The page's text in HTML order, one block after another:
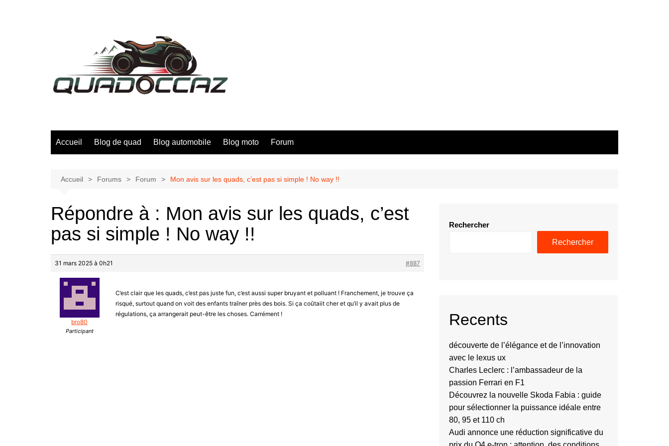
Accueil Blog de quad Blog automobile Blog moto Forum
Accueil Forums Forum Mon avis sur les quads, c’est pas si simple ! No way !!
Répondre à : Mon avis sur les quads, c’est
pas si simple ! No way !!
31 mars 2025 à 0h21 #887
bro80
Participant
C’est clair que les quads, c’est pas juste fun, c’est aussi super bruyant et polluant ! Franchement, je trouve ça
risqué, surtout quand on voit des enfants traîner près des bois. Si ça coûtaiit cher et qu’il y avait plus de
régulations, ça arrangerait peut-être les choses. Carrément !
Rechercher
Rechercher
Recents
découverte de l’élégance et de l’innovation
avec le lexus ux
Charles Leclerc : l’ambassadeur de la
passion Ferrari en F1
Découvrez la nouvelle Skoda Fabia : guide
pour sélectionner la puissance idéale entre
80, 95 et 110 ch
Audi annonce une réduction significative du